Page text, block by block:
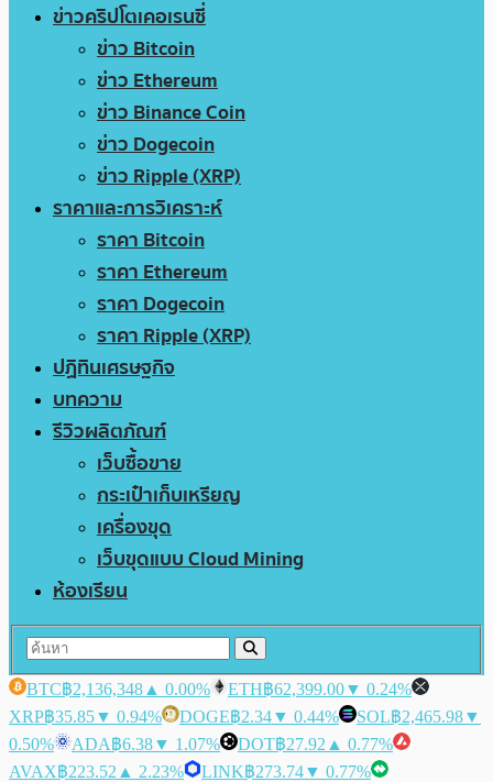
ข่าวคริปโตเคอเรนซี่
ข่าว Bitcoin
ข่าว Ethereum
ข่าว Binance Coin
ข่าว Dogecoin
ข่าว Ripple (XRP)
ราคาและการวิเคราะห์
ราคา Bitcoin
ราคา Ethereum
ราคา Dogecoin
ราคา Ripple (XRP)
ปฏิทินเศรษฐกิจ
บทความ
รีวิวผลิตภัณฑ์
เว็บซื้อขาย
กระเป๋าเก็บเหรียญ
เครื่องขุด
เว็บขุดแบบ Cloud Mining
ห้องเรียน
BTC฿2,136,348 ▲ 0.00% ETH฿62,399.00▼ 0.24%
XRP฿35.85▼ 0.94% DOGE฿2.34▼ 0.44% SOL฿2,465.98▼
0.50%
ADA฿6.38▼ 1.07% DOT฿27.92 ▲ 0.77%
AVAX฿223.52 ▲ 2.23% LINK฿273.74▼ 0.77%